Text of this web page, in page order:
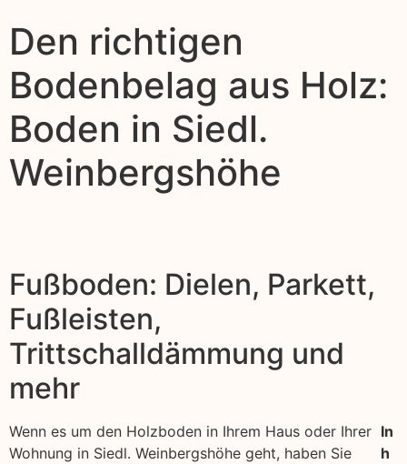
Den richtigen
Bodenbelag aus Holz:
Boden in Siedl.
Weinbergshöhe
Fußboden: Dielen, Parkett,
Fußleisten,
Trittschalldämmung und
mehr
Wenn es um den Holzboden in Ihrem Haus oder Ihrer
Wohnung in Siedl. Weinbergshöhe geht, haben Sie
In
h